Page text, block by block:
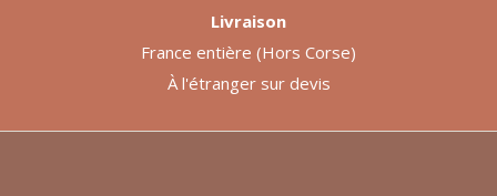
Livraison
France entière (Hors Corse)
À l'étranger sur devis